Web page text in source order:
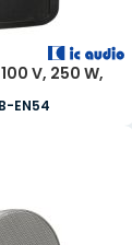
V, 250 W,
EN54